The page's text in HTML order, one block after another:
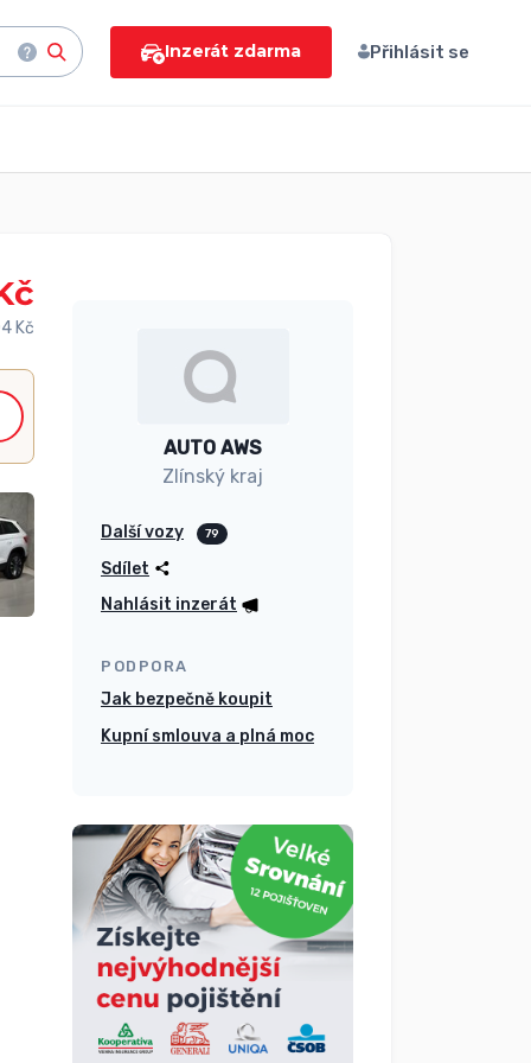
Inzerát zdarma Přihlásit se
Kč
AUTO AWS
Zlínský kraj
Další vozy 79
Sdílet
Nahlásit inzerát
PODPORA
Jak bezpečně koupit
Kupní smlouva a plná moc